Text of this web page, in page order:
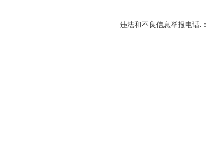
违法和不良信息举报电话:：